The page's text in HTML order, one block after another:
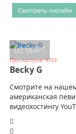
Смотреть онлайн
03 МАРТ
Просмотров: 4729
Becky G
Смотрите на
американская
видеохостингу